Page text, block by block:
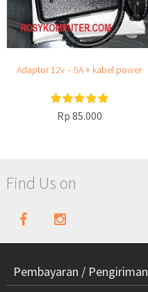
Adaptor 12v – 5A + kabel power
Rp 85.000
Find Us on
Pembayaran / Pengiriman